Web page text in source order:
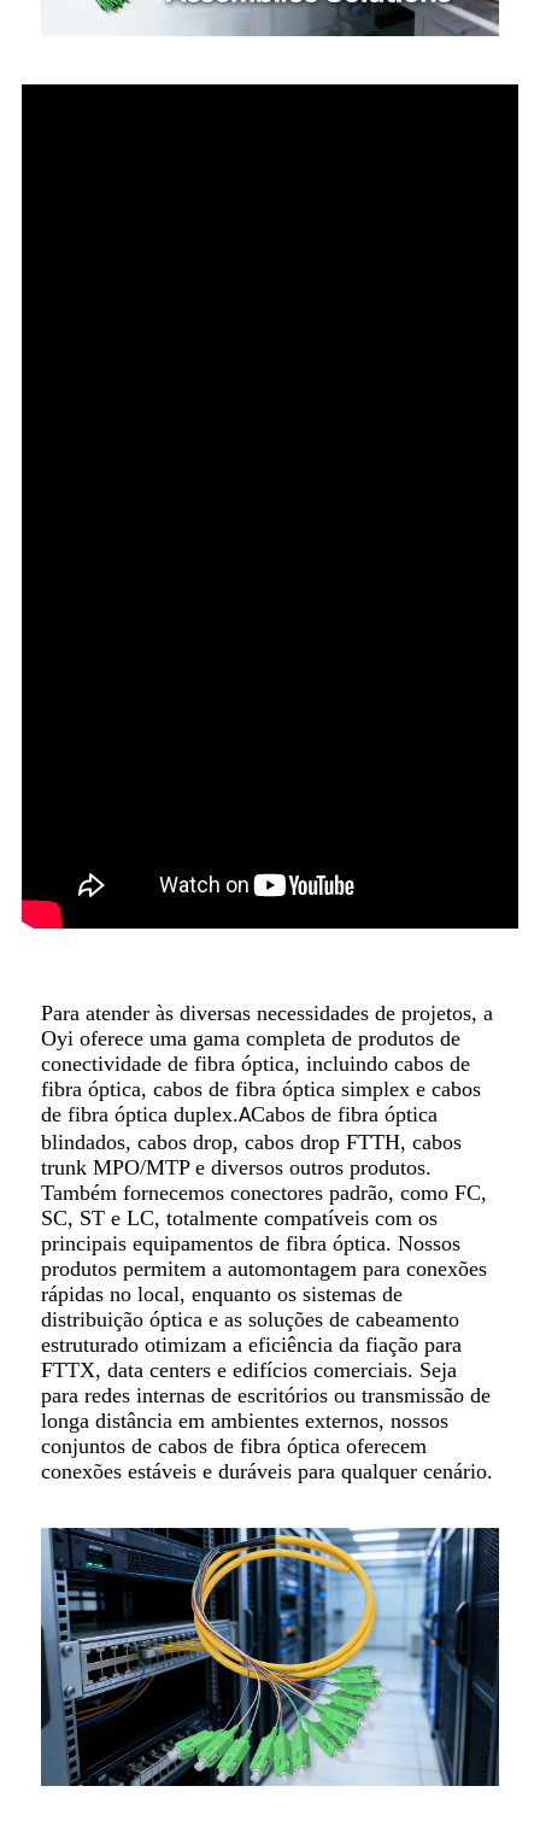
Para atender às diversas necessidades de projetos, a
Oyi oferece uma gama completa de produtos de
conectividade de fibra óptica, incluindo cabos de
fibra óptica, cabos de fibra óptica simplex e cabos
de fibra óptica duplex.ACabos de fibra óptica
blindados, cabos drop, cabos drop FTTH, cabos
trunk MPO/MTP e diversos outros produtos.
Também fornecemos conectores padrão, como FC,
SC, ST e LC, totalmente compatíveis com os
principais equipamentos de fibra óptica. Nossos
produtos permitem a automontagem para conexões
rápidas no local, enquanto os sistemas de
distribuição óptica e as soluções de cabeamento
estruturado otimizam a eficiência da fiação para
FTTX, data centers e edifícios comerciais. Seja
para redes internas de escritórios ou transmissão de
longa distância em ambientes externos, nossos
conjuntos de cabos de fibra óptica oferecem
conexões estáveis ​​e duráveis ​​para qualquer cenário.